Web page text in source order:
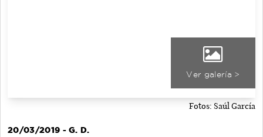
Ver galería >
Fotos: Saúl García
20/03/2019 - G. D.